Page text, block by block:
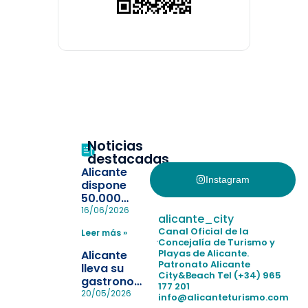
Noticias
destacadas
Alicante
dispone
50.000
pulseras
la
pérdida de niños
en las
playas y
realiza con
éxito un
16/06/2026
Leer más »
Alicante
lleva su
gastronomía
a Madrid
20/05/2026
Instagram
alicante_city
Canal Oficial de la
Concejalía de Turismo y
Playas de Alicante.
Patronato Alicante
City&Beach Tel (+34) 965
177 201
info@alicanteturismo.com